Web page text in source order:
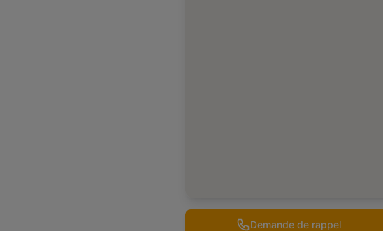
Demande de rappel